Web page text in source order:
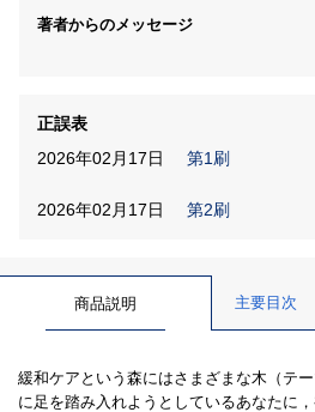
著者からのメッセージ
正誤表
2026年02月17日
第1刷
2026年02月17日 第2刷
商品説明 主要目次
緩和ケアという森にはさまざまな木（テ
に足を踏み入れようとしているあなたに